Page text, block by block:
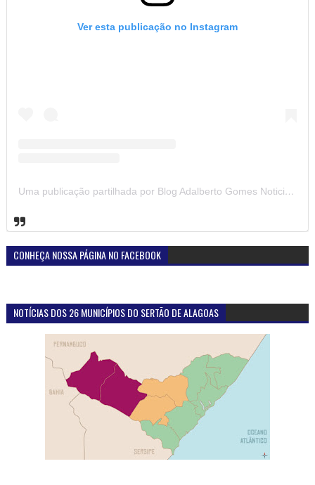
Ver esta publicação no Instagram
Uma publicação partilhada por Blog Adalberto Gomes Noticias (@blogadalbertogomesnoticiass)
CONHEÇA NOSSA PÁGINA NO FACEBOOK
NOTÍCIAS DOS 26 MUNICÍPIOS DO SERTÃO DE ALAGOAS